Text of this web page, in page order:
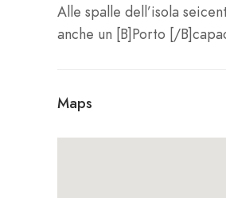
Alle spalle dell’isola
anche un [B]Porto [/
Maps